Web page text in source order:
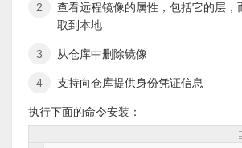
查看远程镜像的属性，包括它的层，
取到本地
从仓库中删除镜像
支持向仓库提供身份凭证信息
执行下面的命令安装：